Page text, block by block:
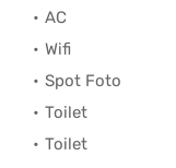
AC
Wifi
Spot Foto
Toilet
Toilet